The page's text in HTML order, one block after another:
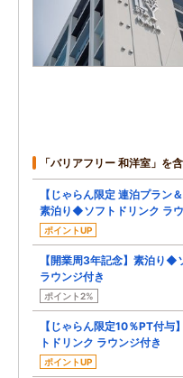
「バリアフリー 和洋室」を
【じゃらん限定 連泊プラン
素泊り◆ソフトドリンク ラ
ポイントUP
【開業周3年記念】素泊り◆
ラウンジ付き
ポイント2%
【じゃらん限定10％PT付
トドリンク ラウンジ付き
ポイントUP